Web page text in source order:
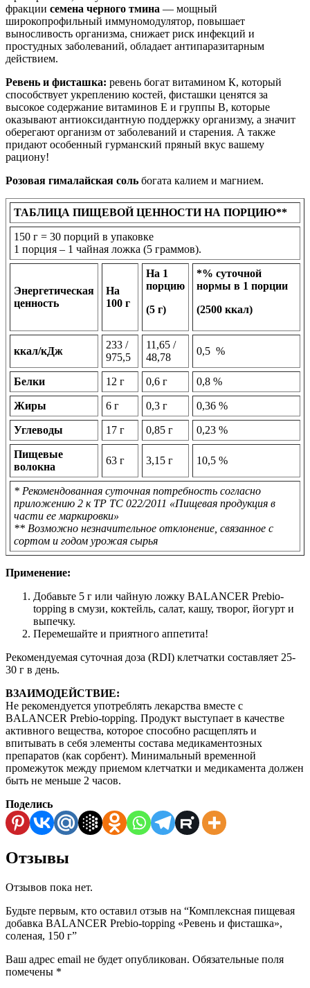
фракции семена черного тмина — мощный
широкопрофильный иммуномодулятор, повышает
выносливость организма, снижает риск инфекций и
простудных заболеваний, обладает антипаразитарным
действием.
Ревень и фисташка: ревень богат витамином К, который
способствует укреплению костей, фисташки ценятся за
высокое содержание витаминов Е и группы В, которые
оказывают антиоксидантную поддержку организму, а значит
оберегают организм от заболеваний и старения. А также
придают особенный гурманский пряный вкус вашему
рациону!
Розовая гималайская соль богата калием и магнием.
ТАБЛИЦА ПИЩЕВОЙ ЦЕННОСТИ НА ПОРЦИЮ**
150 г = 30 порций в упаковке
1 порция – 1 чайная ложка (5 граммов).
Энергетическая
ценность
На
100 г
На 1
порцию
(5 г)
*% суточной
нормы в 1 порции
(2500 ккал)
ккал/кДж
233 /
975,5
11,65 /
48,78
0,5 %
Белки 12 г 0,6 г 0,8 %
Жиры 6 г 0,3 г 0,36 %
Углеводы 17 г 0,85 г 0,23 %
Пищевые
волокна
63 г 3,15 г 10,5 %
* Рекомендованная суточная потребность согласно
приложению 2 к ТР ТС 022/2011 «Пищевая продукция в
части ее маркировки»
** Возможно незначительное отклонение, связанное с
сортом и годом урожая сырья
Применение:
Добавьте 5 г или чайную ложку BALANCER Prebio-
topping в смузи, коктейль, салат, кашу, творог, йогурт и
выпечку.
Перемешайте и приятного аппетита!
Рекомендуемая суточная доза (RDI) клетчатки составляет 25-
30 г в день.
ВЗАИМОДЕЙСТВИЕ:
Не рекомендуется употреблять лекарства вместе с
BALANCER Prebio-topping. Продукт выступает в качестве
активного вещества, которое способно расщеплять и
впитывать в себя элементы состава медикаментозных
препаратов (как сорбент). Минимальный временной
промежуток между приемом клетчатки и медикамента должен
быть не меньше 2 часов.
Поделись
Отзывы
Отзывов пока нет.
Будьте первым, кто оставил отзыв на “Комплексная пищевая
добавка BALANCER Prebio-topping «Ревень и фисташка»,
соленая, 150 г”
Ваш адрес email не будет опубликован. Обязательные поля
помечены *